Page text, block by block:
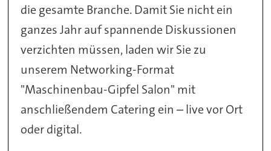
die gesamte Branche. Damit Sie nicht ein
ganzes Jahr auf spannende Diskussionen
verzichten müssen, laden wir Sie zu
unserem Networking-Format
"Maschinenbau-Gipfel Salon" mit
anschließendem Catering ein – live vor Ort
oder digital.